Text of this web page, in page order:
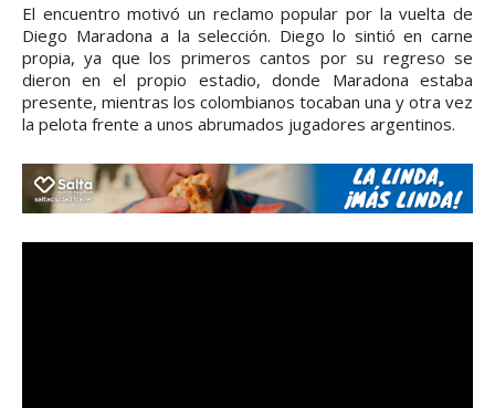
El encuentro motivó un reclamo popular por la vuelta de
Diego Maradona a la selección. Diego lo sintió en carne
propia, ya que los primeros cantos por su regreso se
dieron en el propio estadio, donde Maradona estaba
presente, mientras los colombianos tocaban una y otra vez
la pelota frente a unos abrumados jugadores argentinos.